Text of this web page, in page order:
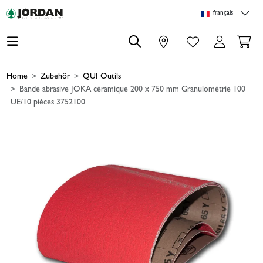
français
0
Home Zubehör
QUI Outils
Bande abrasive JOKA céramique 200 x 750 mm Granulométrie 100
UE/10 pièces 3752100